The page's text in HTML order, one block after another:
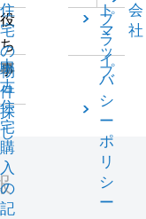
住
宅
の
物
件
探
し
中
古
住
宅
購
入
の
記
ト
マ
ッ
プ
会
社
プ
ラ
イ
バ
シ
ー
ポ
リ
シ
ー